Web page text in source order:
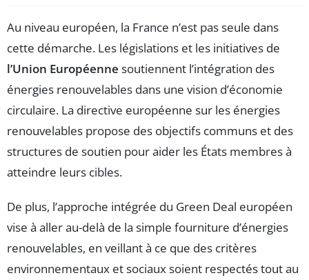
Au niveau européen, la France n’est pas seule dans
cette démarche. Les législations et les initiatives de
l’Union Européenne soutiennent l’intégration des
énergies renouvelables dans une vision d’économie
circulaire. La directive européenne sur les énergies
renouvelables propose des objectifs communs et des
structures de soutien pour aider les États membres à
atteindre leurs cibles.
De plus, l’approche intégrée du Green Deal européen
vise à aller au-delà de la simple fourniture d’énergies
renouvelables, en veillant à ce que des critères
environnementaux et sociaux soient respectés tout au